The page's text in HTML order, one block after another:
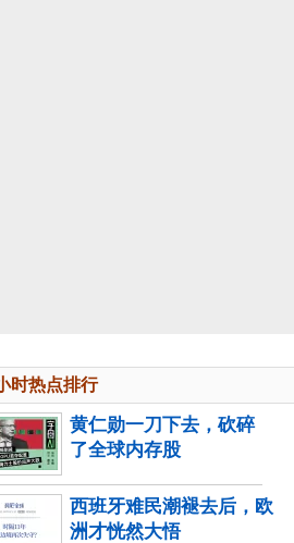
时热点排行
黄仁勋一刀下去，砍碎
了全球内存股
西班牙难民潮褪去后，欧
洲才恍然大悟